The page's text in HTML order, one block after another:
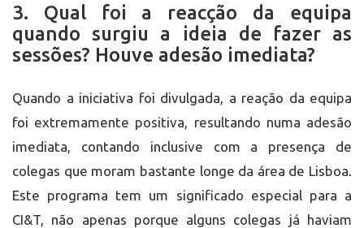
3. Qual foi a reacção da equipa
quando surgiu a ideia de fazer as
sessões? Houve adesão imediata?
Quando a iniciativa foi divulgada, a reação da equipa
foi extremamente positiva, resultando numa adesão
imediata, contando inclusive com a presença de
colegas que moram bastante longe da área de Lisboa.
Este programa tem um significado especial para a
CI&T, não apenas porque alguns colegas já haviam